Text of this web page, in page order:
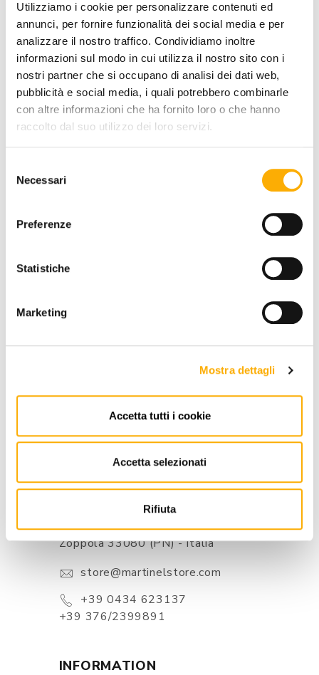
Utilizziamo i cookie per personalizzare contenuti ed
annunci, per fornire funzionalità dei social media e per
analizzare il nostro traffico. Condividiamo inoltre
informazioni sul modo in cui utilizza il nostro sito con i
nostri partner che si occupano di analisi dei dati web,
pubblicità e social media, i quali potrebbero combinarle
con altre informazioni che ha fornito loro o che hanno
raccolto dal suo utilizzo dei loro servizi.
delNecessari
Preferenze
Statistiche
Marketing
Mostra dettagli
Accetta tutti i cookie
Accetta selezionati
Rifiuta
STRUCTURE FINISHING:
TOP FINISH:
INFORMATION
BRAND
Via Pordenone, 1 - Poincicco Di
Zoppola 33080 (PN) - Italia
store@martinelstore.com
+39 0434 623137
+39 376/2399891
INFORMATION